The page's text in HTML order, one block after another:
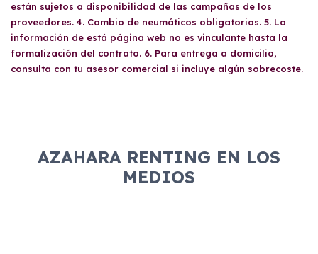
están sujetos a disponibilidad de las campañas de los
proveedores. 4. Cambio de neumáticos obligatorios. 5. La
información de está página web no es vinculante hasta la
formalización del contrato. 6. Para entrega a domicilio,
consulta con tu asesor comercial si incluye algún sobrecoste.
AZAHARA RENTING EN LOS
MEDIOS